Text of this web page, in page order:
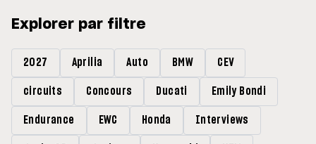
Explorer par filtre
2027 Aprilia Auto BMW CEV
circuits Concours Ducati Emily Bondi
Endurance EWC Honda Interviews